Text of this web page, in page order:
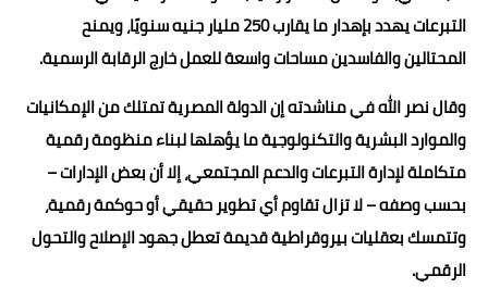
التبرعات يهدد بإهدار ما يقارب 250 مليار جنيه سنويًا، ويمنح
المحتالين والفاسدين مساحات واسعة للعمل خارج الرقابة الرسمية.
وقال نصر الله في مناشدته إن الدولة المصرية تمتلك من الإمكانيات
والموارد البشرية والتكنولوجية ما يؤهلها لبناء منظومة رقمية
متكاملة لإدارة التبرعات والدعم المجتمعي، إلا أن بعض الإدارات –
بحسب وصفه – لا تزال تقاوم أي تطوير حقيقي أو حوكمة رقمية،
وتتمسك بعقليات بيروقراطية قديمة تعطل جهود الإصلاح والتحول
الرقمي.